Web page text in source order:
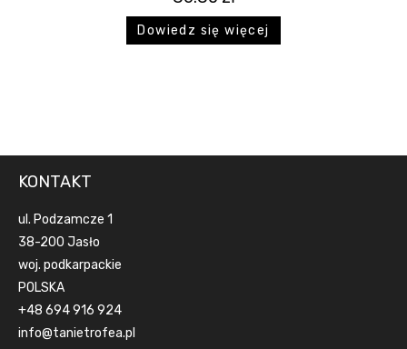
Dowiedz się więcej
KONTAKT
ul. Podzamcze 1
38-200 Jasło
woj. podkarpackie
POLSKA
+48 694 916 924
info@tanietrofea.pl